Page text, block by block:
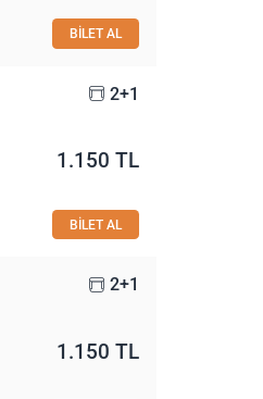
BİLET AL
2+1
1.150 TL
BİLET AL
2+1
1.150 TL